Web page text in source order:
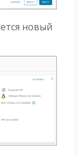
новый